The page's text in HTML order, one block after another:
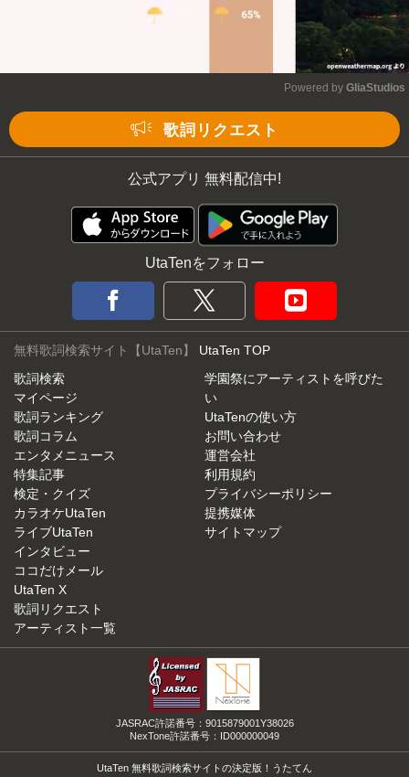
Powered by GliaStudios
歌詞リクエスト
公式アプリ 無料配信中!
UtaTenをフォロー
無料歌詞検索サイト【UtaTen】 UtaTen TOP
歌詞検索
マイページ
歌詞ランキング
歌詞コラム
エンタメニュース
特集記事
検定・クイズ
カラオケUtaTen
ライブUtaTen
インタビュー
ココだけメール
UtaTen X
歌詞リクエスト
アーティスト一覧
学園祭にアーティストを呼びた
い
UtaTenの使い方
お問い合わせ
運営会社
利用規約
プライバシーポリシー
提携媒体
サイトマップ
JASRAC許諾番号：9015879001Y38026
NexTone許諾番号：ID000000049
UtaTen 無料歌詞検索サイトの決定版！うたてん